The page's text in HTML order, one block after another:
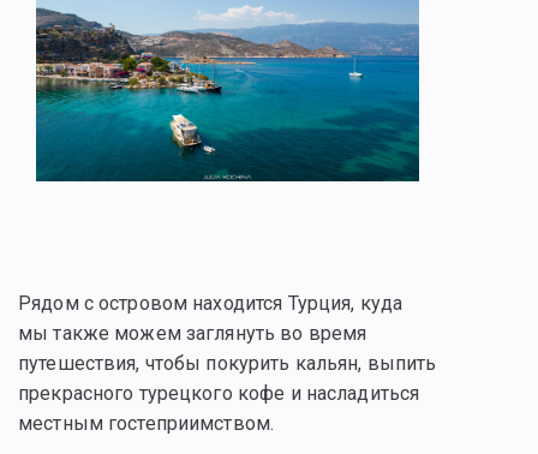
Рядом с островом находится Турция, куда
мы также можем заглянуть во время
путешествия, чтобы покурить кальян, выпить
прекрасного турецкого кофе и насладиться
местным гостеприимством.